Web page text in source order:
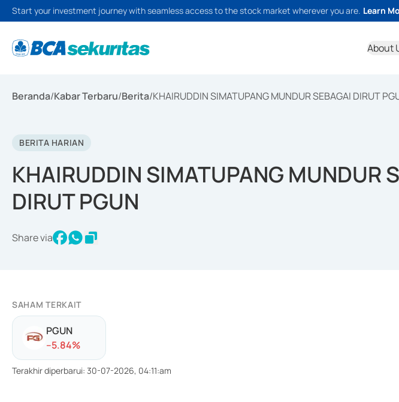
Start your investment journey with seamless access to the stock market wherever you are. Learn
About
Beranda/Kabar Terbaru/Berita/KHAIRUDDIN SIMATUPANG MUNDUR SEBAGAI DIRUT
BERITA HARIAN
KHAIRUDDIN SIMATUPANG MUNDUR
DIRUT PGUN
Share via
SAHAM TERKAIT
PGUN
--5.84%
Terakhir diperbarui: 30-07-2026, 04:11:am